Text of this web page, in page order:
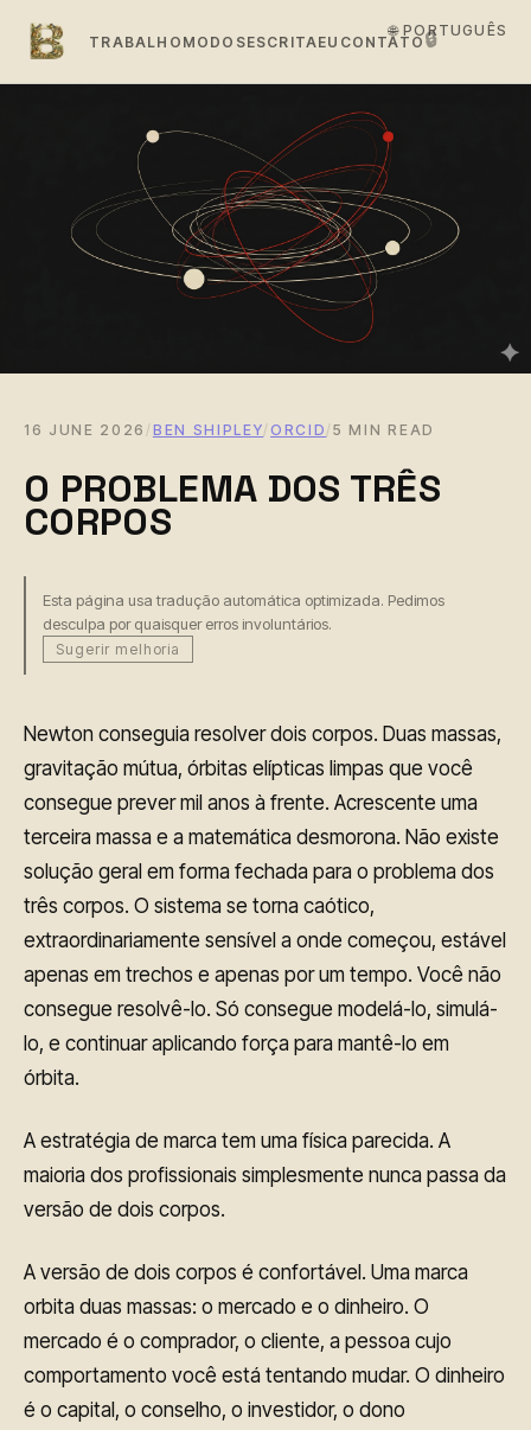
TRABALHO MODOSESCRITAEU CONTATO 🔒
16 JUNE 2026 / BEN SHIPLEY/ ORCID /5 MIN READ
O PROBLEMA DOS TRÊS
CORPOS
Esta página usa tradução automática optimizada. Pedimos
desculpa por quaisquer erros involuntários.
Sugerir melhoria
Newton conseguia resolver dois corpos. Duas massas,
gravitação mútua, órbitas elípticas limpas que você
consegue prever mil anos à frente. Acrescente uma
terceira massa e a matemática desmorona. Não existe
solução geral em forma fechada para o problema dos
três corpos. O sistema se torna caótico,
extraordinariamente sensível a onde começou, estável
apenas em trechos e apenas por um tempo. Você não
consegue resolvê-lo. Só consegue modelá-lo, simulá-
lo, e continuar aplicando força para mantê-lo em
órbita.
A estratégia de marca tem uma física parecida. A
maioria dos profissionais simplesmente nunca passa da
versão de dois corpos.
A versão de dois corpos é confortável. Uma marca
orbita duas massas: o mercado e o dinheiro. O
mercado é o comprador, o cliente, a pessoa cujo
comportamento você está tentando mudar. O dinheiro
é o capital, o conselho, o investidor, o dono
🌐 PORTUGUÊS